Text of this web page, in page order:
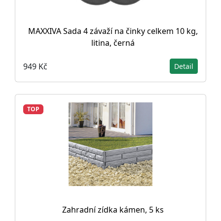
MAXXIVA Sada 4 závaží na činky celkem 10 kg,
litina, černá
949 Kč Detail
TOP
Zahradní zídka kámen, 5 ks